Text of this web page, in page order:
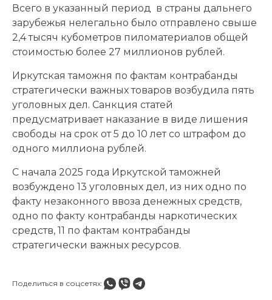
Всего в указанный период в страны дальнего
зарубежья нелегально было отправлено свыше
2,4 тысяч кубометров пиломатериалов общей
стоимостью более 27 миллионов рублей.
Иркутская таможня по фактам контрабанды
стратегически важных товаров возбудила пять
уголовных дел. Санкция статей
предусматривает наказание в виде лишения
свободы на срок от 5 до 10 лет со штрафом до
одного миллиона рублей.
С начала 2025 года Иркутской таможней
возбуждено 13 уголовных дел, из них одно по
факту незаконного ввоза денежных средств,
одно по факту контрабанды наркотических
средств, 11 по фактам контрабанды
стратегически важных ресурсов.
Поделиться в соцсетях: